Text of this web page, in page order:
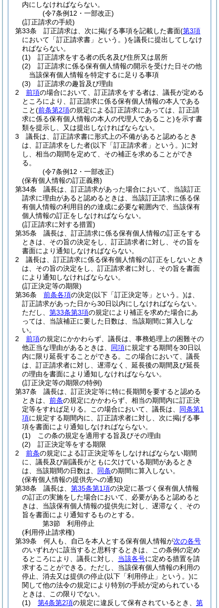
内にしなければならない。
(令7条例12・一部改正)
(訂正請求の手続)
第33条
訂正請求は、次に掲げる事項を記載した書面(第3項
において「訂正請求書」という。)を議長に提出してしなけ
ればならない。
(1)
訂正請求をする者の氏名及び住所又は居所
(2)
訂正請求に係る保有個人情報の開示を受けた日その他
当該保有個人情報を特定するに足りる事項
(3)
訂正請求の趣旨及び理由
2
前項の場合において、訂正請求をする者は、議長が定める
ところにより、訂正請求に係る保有個人情報の本人である
こと(前条第2項の規定による訂正請求にあっては、訂正請
求に係る保有個人情報の本人の代理人であること)を示す書
類を提示し、又は提出しなければならない。
3
議長は、訂正請求書に形式上の不備があると認めるとき
は、訂正請求をした者(以下「訂正請求者」という。)に対
し、相当の期間を定めて、その補正を求めることができ
る。
(令7条例12・一部改正)
(保有個人情報の訂正義務)
第34条
議長は、訂正請求があった場合において、当該訂正
請求に理由があると認めるときは、当該訂正請求に係る保
有個人情報の利用目的の達成に必要な範囲内で、当該保有
個人情報の訂正をしなければならない。
(訂正請求に対する措置)
第35条
議長は、訂正請求に係る保有個人情報の訂正をする
ときは、その旨の決定をし、訂正請求者に対し、その旨を
書面により通知しなければならない。
2
議長は、訂正請求に係る保有個人情報の訂正をしないとき
は、その旨の決定をし、訂正請求者に対し、その旨を書面
により通知しなければならない。
(訂正決定等の期限)
第36条
前条各項の決定(以下「訂正決定等」という。)は、
訂正請求があった日から30日以内にしなければならない。
ただし、 第33条第3項の規定により補正を求めた場合にあ
っては、当該補正に要した日数は、当該期間に算入しな
い。
2
前項の規定にかかわらず、議長は、事務処理上の困難その
他正当な理由があるときは、 同項に規定する期間を30日以
内に限り延長することができる。
この場合において、議長
は、訂正請求者に対し、遅滞なく、延長後の期間及び延長
の理由を書面により通知しなければならない。
(訂正決定等の期限の特例)
第37条
議長は、訂正決定等に特に長期間を要すると認める
ときは、 前条の規定にかかわらず、相当の期間内に訂正決
定等をすれば足りる。
この場合において、議長は、 同条第1
項に規定する期間内に、訂正請求者に対し、次に掲げる事
項を書面により通知しなければならない。
(1)
この条の規定を適用する旨及びその理由
(2)
訂正決定等をする期限
2
前条の規定による訂正決定等をしなければならない期間
に、議長及び副議長がともに欠けている期間があるとき
は、当該期間の日数は、 同条の期間に算入しない。
(保有個人情報の提供先への通知)
第38条
議長は、 第35条第1項の決定に基づく保有個人情報
の訂正の実施をした場合において、必要があると認めると
きは、当該保有個人情報の提供先に対し、遅滞なく、その
旨を書面により通知するものとする。
第3節
利用停止
(利用停止請求権)
第39条
何人も、自己を本人とする保有個人情報が次の各号
のいずれかに該当すると思料するときは、この条例の定め
るところにより、議長に対し、 当該各号に定める措置を請
求することができる。 ただし、当該保有個人情報の利用の
停止、消去又は提供の停止(以下「利用停止」という。)に
関して他の法令の規定により特別の手続が定められている
ときは、この限りでない。
(1)
第4条第2項の規定に違反して保有されているとき、 第